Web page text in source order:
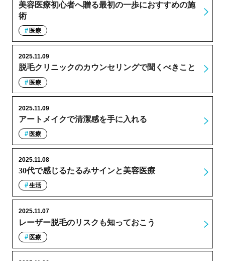
美容医療初心者へ贈る最初の一歩におすすめの施
術
医療
脱毛クリニックのカウンセリングで聞くべきこと
2025.11.09
医療
アートメイクで清潔感を手に入れる
2025.11.09
医療
30代で感じるたるみサインと美容医療
2025.11.08
生活
レーザー脱毛のリスクも知っておこう
2025.11.07
医療